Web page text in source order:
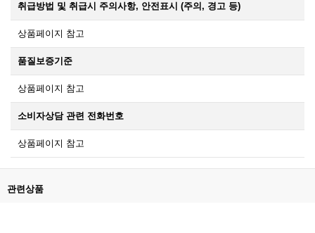
취급방법 및 취급시 주의사항, 안전표시 (주의, 경고 등)
상품페이지 참고
품질보증기준
상품페이지 참고
소비자상담 관련 전화번호
상품페이지 참고
관련상품